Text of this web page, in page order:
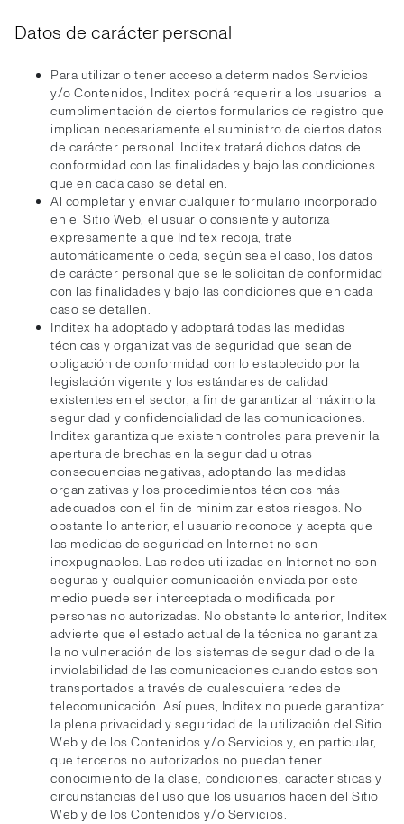
Datos de carácter personal
Para utilizar o tener acceso a determinados Servicios
y/o Contenidos, Inditex podrá requerir a los usuarios la
cumplimentación de ciertos formularios de registro que
implican necesariamente el suministro de ciertos datos
de carácter personal. Inditex tratará dichos datos de
conformidad con las finalidades y bajo las condiciones
que en cada caso se detallen.
Al completar y enviar cualquier formulario incorporado
en el Sitio Web, el usuario consiente y autoriza
expresamente a que Inditex recoja, trate
automáticamente o ceda, según sea el caso, los datos
de carácter personal que se le solicitan de conformidad
con las finalidades y bajo las condiciones que en cada
caso se detallen.
Inditex ha adoptado y adoptará todas las medidas
técnicas y organizativas de seguridad que sean de
obligación de conformidad con lo establecido por la
legislación vigente y los estándares de calidad
existentes en el sector, a fin de garantizar al máximo la
seguridad y confidencialidad de las comunicaciones.
Inditex garantiza que existen controles para prevenir la
apertura de brechas en la seguridad u otras
consecuencias negativas, adoptando las medidas
organizativas y los procedimientos técnicos más
adecuados con el fin de minimizar estos riesgos. No
obstante lo anterior, el usuario reconoce y acepta que
las medidas de seguridad en Internet no son
inexpugnables. Las redes utilizadas en Internet no son
seguras y cualquier comunicación enviada por este
medio puede ser interceptada o modificada por
personas no autorizadas. No obstante lo anterior, Inditex
advierte que el estado actual de la técnica no garantiza
la no vulneración de los sistemas de seguridad o de la
inviolabilidad de las comunicaciones cuando estos son
transportados a través de cualesquiera redes de
telecomunicación. Así pues, Inditex no puede garantizar
la plena privacidad y seguridad de la utilización del Sitio
Web y de los Contenidos y/o Servicios y, en particular,
que terceros no autorizados no puedan tener
conocimiento de la clase, condiciones, características y
circunstancias del uso que los usuarios hacen del Sitio
Web y de los Contenidos y/o Servicios.